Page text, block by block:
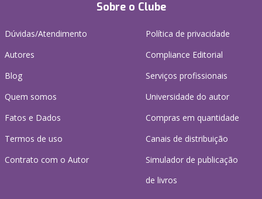
Sobre o Clube
Dúvidas/Atendimento
Autores
Blog
Quem somos
Fatos e Dados
Termos de uso
Contrato com o Autor
Política de privacidade
Compliance Editorial
Serviços profissionais
Universidade do autor
Compras em quantidade
Canais de distribuição
Simulador de publicação
de livros